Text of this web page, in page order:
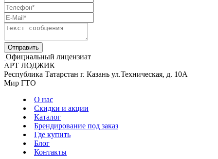
Официальный лицензиат
АРТ ЛОДЖИК
Республика Татарстан г. Казань ул.Техническая, д. 10А
Мир ГТО
О нас
Скидки и акции
Каталог
Брендирование под заказ
Где купить
Блог
Контакты